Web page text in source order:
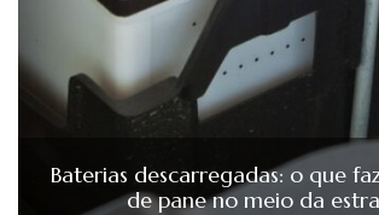
Baterias descarregadas: o que
de pane no meio da